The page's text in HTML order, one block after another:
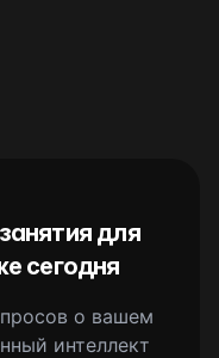
для
сегодня
о вашем
интеллект